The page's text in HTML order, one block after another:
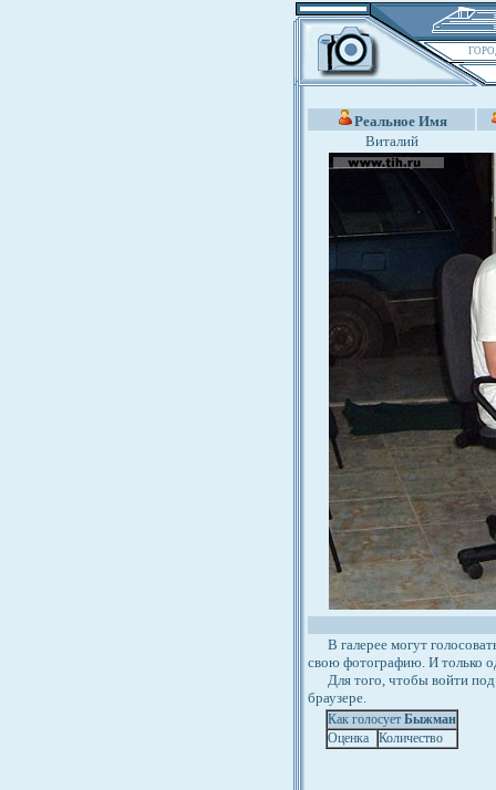
Реальное Имя
Виталий
В галерее могут
свою фотографию. И только
Для того, чтобы войти под
браузере.
Как голосует Быжман
Оценка
Количество